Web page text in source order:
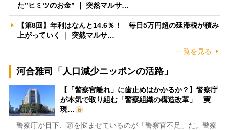
た”ヒミツのお金” ｜ 突然マルサ…
【第8回】年利はなんと14.6％！ 毎日5万円超の延滞税が積み
上がっていく ｜ 突然マルサ…
一覧を見る
河合雅司「人口減少ニッポンの活路」
【「警察官離れ」に歯止めはかかるか？】警察庁
が本気で取り組む「警察組織の構造改革」 実
現…
警察庁が目下、頭を悩ませているのが「警察官不足」だ。警察